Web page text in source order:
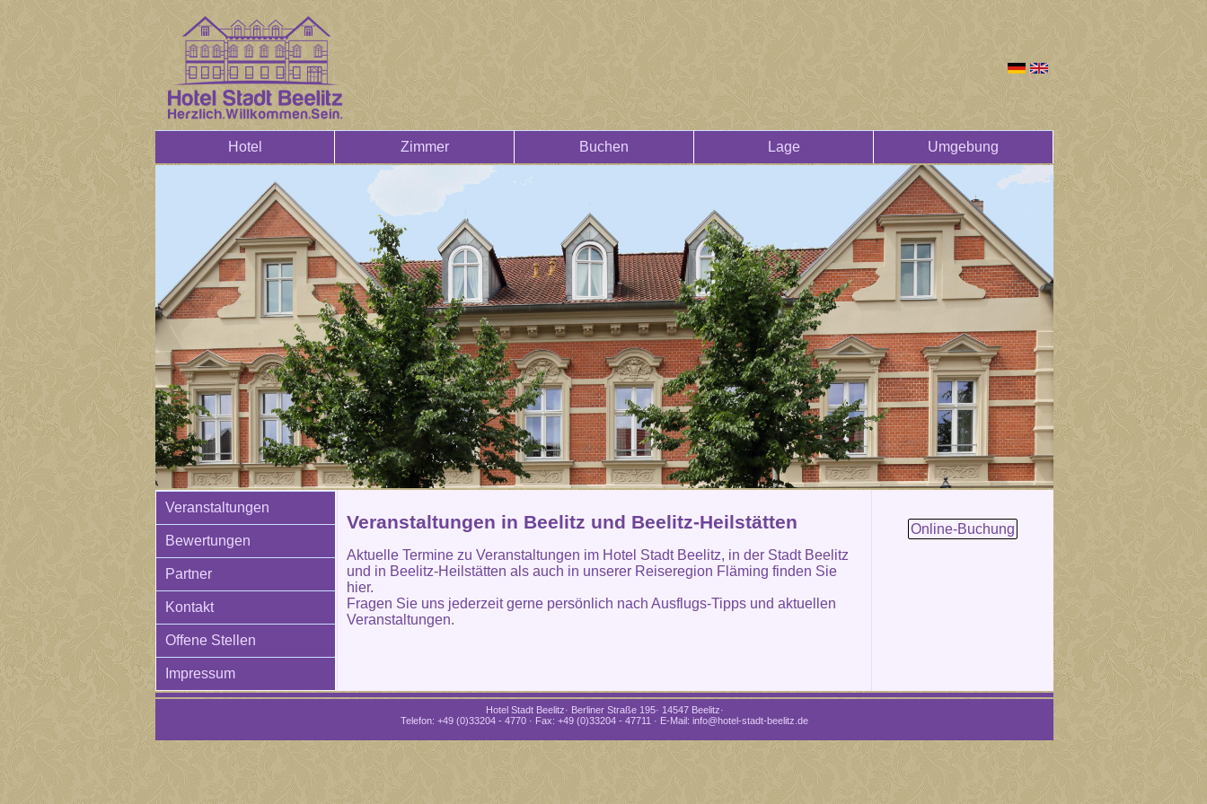
Hotel Zimmer Buchen Lage Umgebung
Veranstaltungen
Bewertungen
Partner
Kontakt
Offene Stellen
Impressum
Veranstaltungen in Beelitz und Beelitz-Heilstätten
Aktuelle Termine zu Veranstaltungen im Hotel Stadt Beelitz, in der Stadt Beelitz
und in Beelitz-Heilstätten als auch in unserer Reiseregion Fläming finden Sie
hier.
Fragen Sie uns jederzeit gerne persönlich nach Ausflugs-Tipps und aktuellen
Veranstaltungen.
Online-Buchung
Hotel Stadt Beelitz· Berliner Straße 195· 14547 Beelitz·
Telefon: +49 (0)33204 - 4770 · Fax: +49 (0)33204 - 47711 · E-Mail: info@hotel-stadt-beelitz.de